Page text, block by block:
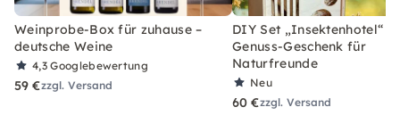
Weinprobe-Box für zuhause –
deutsche Weine
4,3Googlebewertung
59 €zzgl. Versand
DIY Set „Insektenhotel“ –
Genuss-Geschenk für
Naturfreunde
Neu
60 €zzgl. Versand